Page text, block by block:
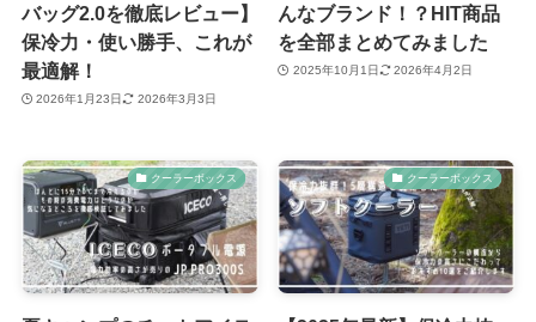
バッグ2.0を徹底レビュー】
保冷力・使い勝手、これが
最適解！
2026年1月23日 2026年3月3日
んなブランド！？HIT商品
を全部まとめてみました
2025年10月1日 2026年4月2日
クーラーボックス クーラーボックス